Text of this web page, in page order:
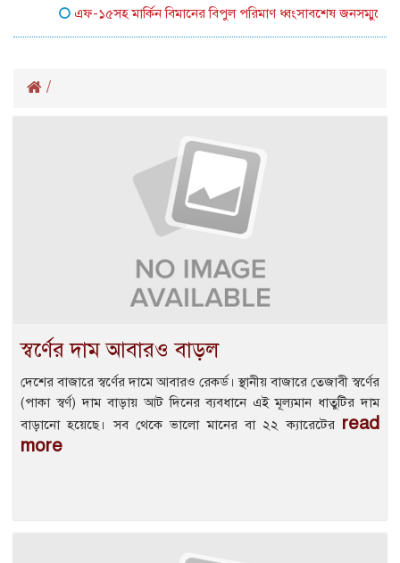
এফ-১৫সহ মার্কিন বিমানের বিপুল পরিমাণ ধ্বংসাবশেষ জনসম্মুখে আনল
/
স্বর্ণের দাম আবারও বাড়ল
দেশের বাজারে স্বর্ণের দামে আবারও রেকর্ড। স্থানীয় বাজারে তেজাবী স্বর্ণের
(পাকা স্বর্ণ) দাম বাড়ায় আট দিনের ব্যবধানে এই মূল্যমান ধাতুটির দাম
বাড়ানো হয়েছে। সব থেকে ভালো মানের বা ২২ ক্যারেটের read
more